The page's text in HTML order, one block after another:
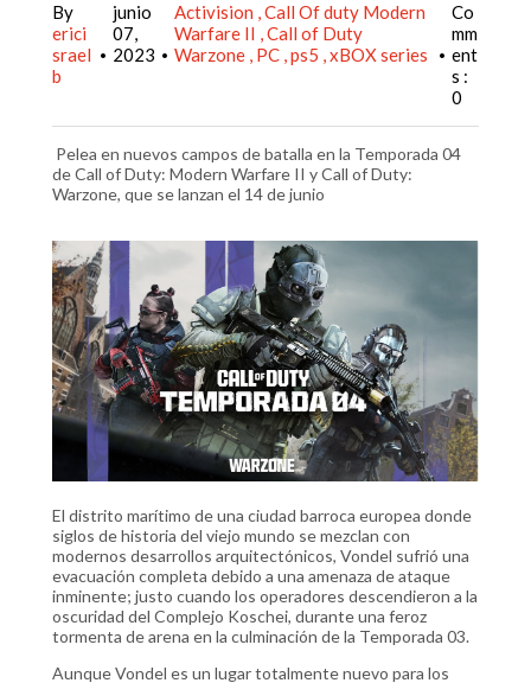
By
erici
srael
b
•
junio
07,
2023 •
Activision Call Of duty Modern
Warfare II
Call of Duty
Warzone PC ps5 xBOX series •
Co
mm
ent
s :
0
Pelea en nuevos campos de batalla en la Temporada 04
de Call of Duty: Modern Warfare II y Call of Duty:
Warzone, que se lanzan el 14 de junio
El distrito marítimo de una ciudad barroca europea donde
siglos de historia del viejo mundo se mezclan con
modernos desarrollos arquitectónicos, Vondel sufrió una
evacuación completa debido a una amenaza de ataque
inminente; justo cuando los operadores descendieron a la
oscuridad del Complejo Koschei, durante una feroz
tormenta de arena en la culminación de la Temporada 03.
Aunque Vondel es un lugar totalmente nuevo para los